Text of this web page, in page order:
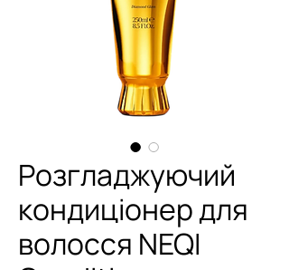
Розгладжуючий
кондиціонер для
волосся NEQI